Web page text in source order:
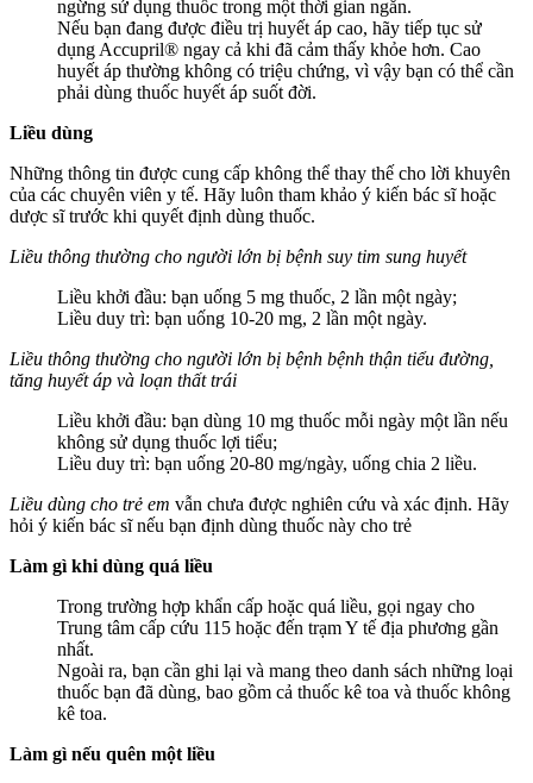
ngừng sử dụng thuốc trong một thời gian ngắn.
Nếu bạn đang được điều trị huyết áp cao, hãy tiếp tục sử
dụng Accupril® ngay cả khi đã cảm thấy khỏe hơn. Cao
huyết áp thường không có triệu chứng, vì vậy bạn có thể cần
phải dùng thuốc huyết áp suốt đời.
Liều dùng
Những thông tin được cung cấp không thể thay thế cho lời khuyên
của các chuyên viên y tế. Hãy luôn tham khảo ý kiến bác sĩ hoặc
dược sĩ trước khi quyết định dùng thuốc.
Liều thông thường cho người lớn bị bệnh suy tim sung huyết
Liều khởi đầu: bạn uống 5 mg thuốc, 2 lần một ngày;
Liều duy trì: bạn uống 10-20 mg, 2 lần một ngày.
Liều thông thường cho người lớn bị bệnh bệnh thận tiểu đường,
tăng huyết áp và loạn thất trái
Liều khởi đầu: bạn dùng 10 mg thuốc mỗi ngày một lần nếu
không sử dụng thuốc lợi tiểu;
Liều duy trì: bạn uống 20-80 mg/ngày, uống chia 2 liều.
Liều dùng cho trẻ em vẫn chưa được nghiên cứu và xác định. Hãy
hỏi ý kiến bác sĩ nếu bạn định dùng thuốc này cho trẻ
Làm gì khi dùng quá liều
Trong trường hợp khẩn cấp hoặc quá liều, gọi ngay cho
Trung tâm cấp cứu 115 hoặc đến trạm Y tế địa phương gần
nhất.
Ngoài ra, bạn cần ghi lại và mang theo danh sách những loại
thuốc bạn đã dùng, bao gồm cả thuốc kê toa và thuốc không
kê toa.
Làm gì nếu quên một liều